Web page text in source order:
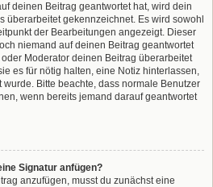
deinen Beitrag geantwortet hat, wird dein
überarbeitet gekennzeichnet. Es wird sowohl
der Bearbeitungen angezeigt. Dieser
niemand auf deinen Beitrag geantwortet
Moderator deinen Beitrag überarbeitet
es für nötig halten, eine Notiz hinterlassen,
Bitte beachte, dass normale Benutzer
wenn bereits jemand darauf geantwortet
Signatur anfügen?
anzufügen, musst du zunächst eine